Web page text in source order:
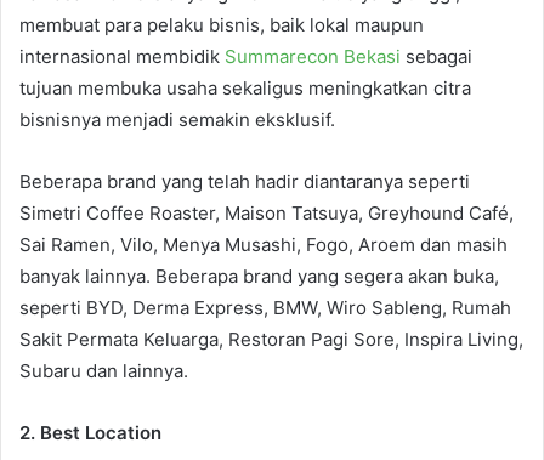
membuat para pelaku bisnis, baik lokal maupun
internasional membidik Summarecon Bekasi sebagai
tujuan membuka usaha sekaligus meningkatkan citra
bisnisnya menjadi semakin eksklusif.
Beberapa brand yang telah hadir diantaranya seperti
Simetri Coffee Roaster, Maison Tatsuya, Greyhound Café,
Sai Ramen, Vilo, Menya Musashi, Fogo, Aroem dan masih
banyak lainnya. Beberapa brand yang segera akan buka,
seperti BYD, Derma Express, BMW, Wiro Sableng, Rumah
Sakit Permata Keluarga, Restoran Pagi Sore, Inspira Living,
Subaru dan lainnya.
2. Best Location